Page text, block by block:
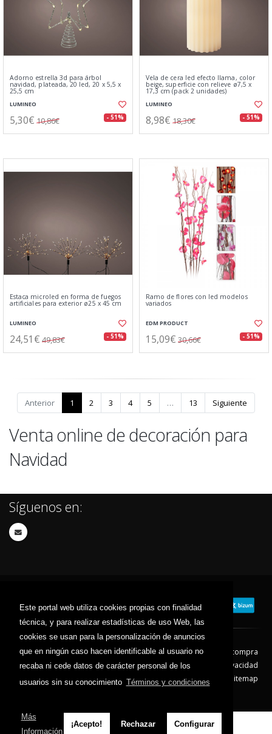
Este portal web utiliza cookies propias con finalidad
técnica, y para realizar estadísticas de uso Web, las
cookies se usan para la personalización de anuncios
que en ningún caso hacen identificable al usuario no
recaba ni cede datos de carácter personal de los
usuarios sin su conocimiento Términos y condiciones
Más
Información
¡Acepto! Rechazar Configurar
Adorno estrella 3d para árbol
navidad, plateada, 20 led, 20 x 5,5 x
25,5 cm
LUMINEO
5,30€ 10,86€ - 51%
Vela de cera led efecto llama, color
beige, superficie con relieve ø7,5 x
17,3 cm (pack 2 unidades)
LUMINEO
8,98€ 18,30€ - 51%
Estaca microled en forma de fuegos
artificiales para exterior ø25 x 45 cm
LUMINEO
24,51€ 49,83€ - 51%
Ramo de flores con led modelos
variados
EDM PRODUCT
15,09€ 30,66€ - 51%
Anterior 1 2 3 4 5 … 13 Siguiente
Venta online de decoración para
Navidad
Síguenos en:
Contacto Aviso Legal
Condiciones de compra
Política de envíos
Política de devolución
Política de Privacidad
Política de Cookies
Sitemap